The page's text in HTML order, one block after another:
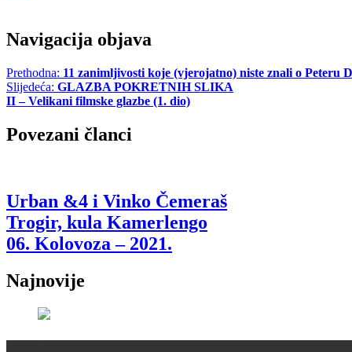
Navigacija objava
Prethodna: 11 zanimljivosti koje (vjerojatno) niste znali o Peteru
Slijedeća: GLAZBA POKRETNIH SLIKA
II – Velikani filmske glazbe (1. dio)
Povezani članci
Urban &4 i Vinko Čemeraš
Trogir, kula Kamerlengo
06. Kolovoza – 2021.
Najnovije